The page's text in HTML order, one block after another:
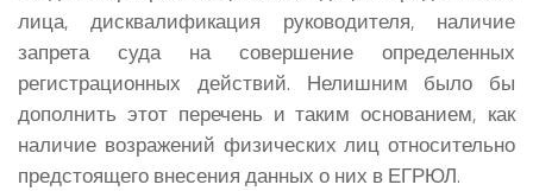
лица, дисквалификация руководителя, наличие
запрета суда на совершение определенных
регистрационных действий. Нелишним было бы
дополнить этот перечень и таким основанием, как
наличие возражений физических лиц относительно
предстоящего внесения данных о них в ЕГРЮЛ.